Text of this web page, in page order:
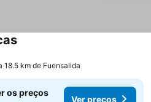
18.5 km de Fuensalida
os preços
Ver preços